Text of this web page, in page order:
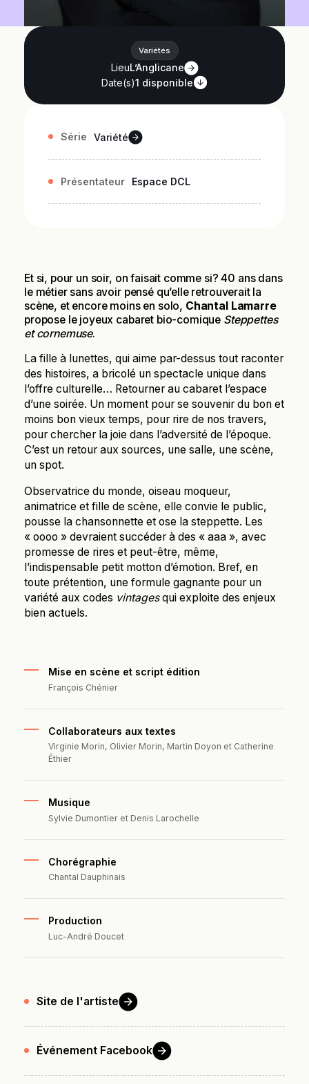
Variétés
LieuL’Anglicane
Date(s)1 disponible
Série Variété
Présentateur Espace DCL
Et si, pour un soir, on faisait comme si? 40 ans dans
le métier sans avoir pensé qu’elle retrouverait la
scène, et encore moins en solo, Chantal Lamarre
propose le joyeux cabaret bio-comique Steppettes
et cornemuse.
La fille à lunettes, qui aime par-dessus tout raconter
des histoires, a bricolé un spectacle unique dans
l’offre culturelle… Retourner au cabaret l’espace
d’une soirée. Un moment pour se souvenir du bon et
moins bon vieux temps, pour rire de nos travers,
pour chercher la joie dans l’adversité de l’époque.
C’est un retour aux sources, une salle, une scène,
un spot.
Observatrice du monde, oiseau moqueur,
animatrice et fille de scène, elle convie le public,
pousse la chansonnette et ose la steppette. Les
« oooo » devraient succéder à des « aaa », avec
promesse de rires et peut-être, même,
l’indispensable petit motton d’émotion. Bref, en
toute prétention, une formule gagnante pour un
variété aux codes vintagesqui exploite des enjeux
bien actuels.
Mise en scène et script édition
François Chénier
Collaborateurs aux textes
Virginie Morin, Olivier Morin, Martin Doyon et Catherine
Éthier
Musique
Sylvie Dumontier et Denis Larochelle
Chorégraphie
Chantal Dauphinais
Production
Luc-André Doucet
Site de l'artiste
Événement Facebook